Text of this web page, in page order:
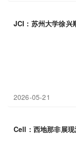
JCI：苏州大学徐
2026-05-21
Cell：西地那非展